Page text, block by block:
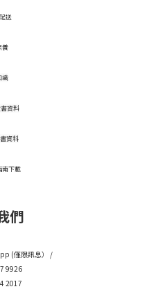
送
養
識
資料
資料
南下載
們
(僅限訊息） /
9926
2017